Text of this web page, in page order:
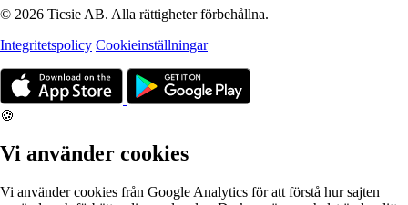
© 2026 Ticsie AB. Alla rättigheter förbehållna.
Integritetspolicy Cookieinställningar
🍪
Vi använder cookies
Vi använder cookies från Google Analytics för att förstå hur sajten